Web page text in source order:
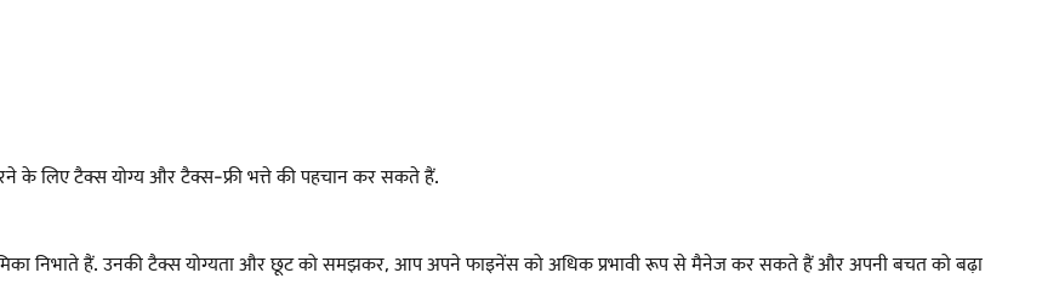
के लिए टैक्स योग्य और टैक्स-फ्री भत्ते की पहचान कर सकते हैं.
निभाते हैं. उनकी टैक्स योग्यता और छूट को समझकर, आप अपने फाइनेंस को अधिक प्रभावी रूप से मैनेज कर सकते हैं और अपनी बचत को बढ़ा